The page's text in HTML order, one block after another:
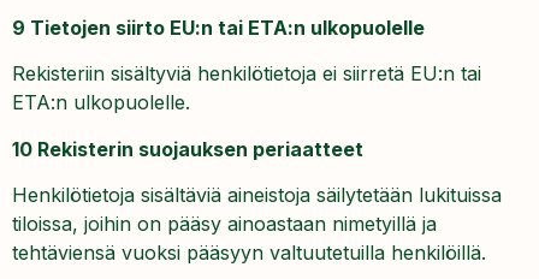
9 Tietojen siirto EU:n tai ETA:n ulkopuolelle
Rekisteriin sisältyviä henkilötietoja ei siirretä EU:n tai
ETA:n ulkopuolelle.
10 Rekisterin suojauksen periaatteet
Henkilötietoja sisältäviä aineistoja säilytetään lukituissa
tiloissa, joihin on pääsy ainoastaan nimetyillä ja
tehtäviensä vuoksi pääsyyn valtuutetuilla henkilöillä.